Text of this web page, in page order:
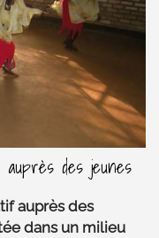
des jeunes
auprès des
dans un milieu